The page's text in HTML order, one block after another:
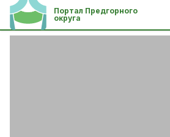
Портал Предгорного
округа